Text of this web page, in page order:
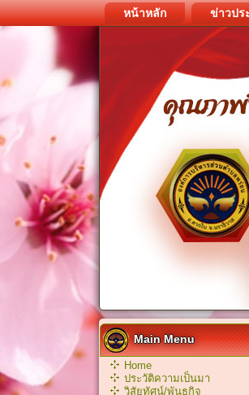
หน้าหลัก ข่าวปร
Main Menu
Home
ประวัติความเป็นมา
วิสัยทัศน์/พันธกิจ